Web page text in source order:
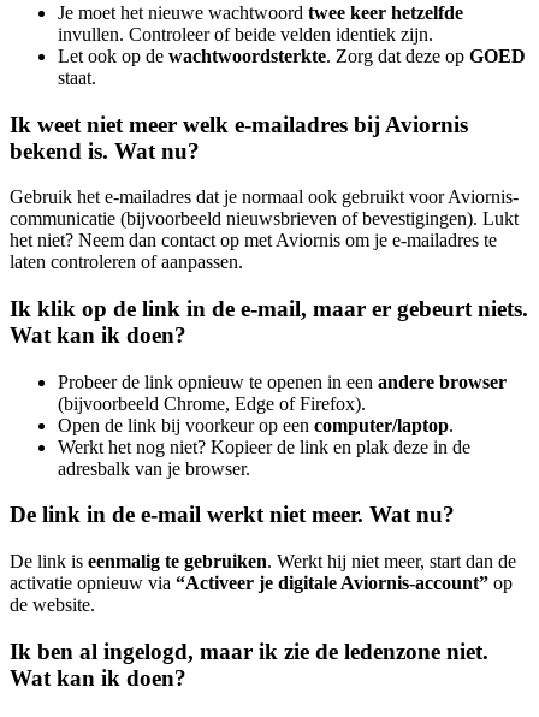
Je moet het nieuwe wachtwoord twee keer hetzelfde
invullen. Controleer of beide velden identiek zijn.
Let ook op de wachtwoordsterkte. Zorg dat deze op GOED
staat.
Ik weet niet meer welk e-mailadres bij Aviornis
bekend is. Wat nu?
Gebruik het e-mailadres dat je normaal ook gebruikt voor Aviornis-
communicatie (bijvoorbeeld nieuwsbrieven of bevestigingen). Lukt
het niet? Neem dan contact op met Aviornis om je e-mailadres te
laten controleren of aanpassen.
Ik klik op de link in de e-mail, maar er gebeurt niets.
Wat kan ik doen?
Probeer de link opnieuw te openen in een andere browser
(bijvoorbeeld Chrome, Edge of Firefox).
Open de link bij voorkeur op een computer/laptop.
Werkt het nog niet? Kopieer de link en plak deze in de
adresbalk van je browser.
De link in de e-mail werkt niet meer. Wat nu?
De link is eenmalig te gebruiken. Werkt hij niet meer, start dan de
activatie opnieuw via “Activeer je digitale Aviornis-account” op
de website.
Ik ben al ingelogd, maar ik zie de ledenzone niet.
Wat kan ik doen?